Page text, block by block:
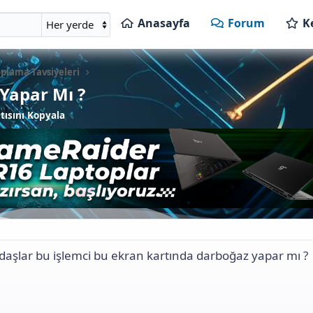
Anasayfa Forum
Tavsiyeleri
Mı ?
Kopyala
bu işlemci bu ekran kartında darboğaz yapar mı ?